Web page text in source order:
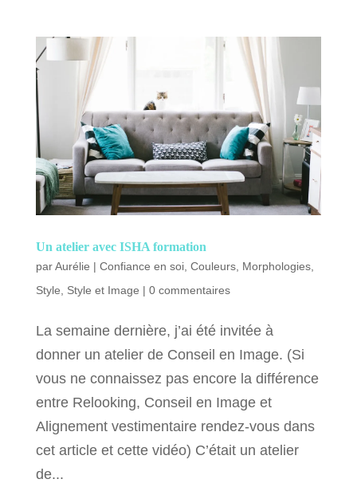
Un atelier avec ISHA formation
parAurélie | Confiance en soi, Couleurs, Morphologies,
Style
Style et Image | 0 commentaires
La semaine dernière, j’ai été invitée à
donner un atelier de Conseil en Image. (Si
vous ne connaissez pas encore la différence
entre Relooking, Conseil en Image et
Alignement vestimentaire rendez-vous dans
cet article et cette vidéo) C’était un atelier
de...